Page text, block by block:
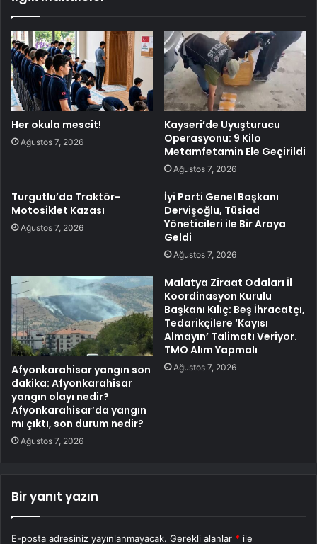
Her okula mescit!
Ağustos 7, 2026
Kayseri’de Uyuşturucu
Operasyonu: 9 Kilo
Metamfetamin Ele Geçirildi
Ağustos 7, 2026
Turgutlu’da Traktör-
Motosiklet Kazası
Ağustos 7, 2026
İyi Parti Genel Başkanı
Dervişoğlu, Tüsiad
Yöneticileri ile Bir Araya
Geldi
Ağustos 7, 2026
Afyonkarahisar yangın son
dakika: Afyonkarahisar
yangın olayı nedir?
Afyonkarahisar’da yangın
mı çıktı, son durum nedir?
Ağustos 7, 2026
Malatya Ziraat Odaları İl
Koordinasyon Kurulu
Başkanı Kılıç: Beş İhracatçı,
Tedarikçilere ‘Kayısı
Almayın’ Talimatı Veriyor.
TMO Alım Yapmalı
Ağustos 7, 2026
Bir yanıt yazın
E-posta adresiniz yayınlanmayacak. Gerekli alanlar * ile